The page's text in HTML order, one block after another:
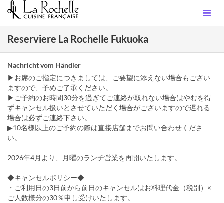
Reserviere La Rochelle Fukuoka
Nachricht vom Händler
▶お席のご指定につきましては、ご要望に添えない場合もござい
ますので、予めご了承ください。
▶ご予約のお時間30分を過ぎてご連絡が取れない場合はやむを得
ずキャンセル扱いとさせていただく場合がございますので遅れる
場合は必ずご連絡下さい。
▶10名様以上のご予約の際は直接店舗までお問い合わせくださ
い。
2026年4月より、月曜のランチ営業を再開いたします。
◆キャンセルポリシー◆
・ご利用日の3日前から前日のキャンセルはお料理代金（税別）×
ご人数様分の30％申し受けいたします。